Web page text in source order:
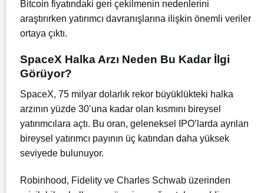
Bitcoin fiyatındaki geri çekilmenin nedenlerini
araştırırken yatırımcı davranışlarına ilişkin önemli veriler
ortaya çıktı.
SpaceX Halka Arzı Neden Bu Kadar İlgi
Görüyor?
SpaceX, 75 milyar dolarlık rekor büyüklükteki halka
arzının yüzde 30’una kadar olan kısmını bireysel
yatırımcılara açtı. Bu oran, geleneksel IPO’larda ayrılan
bireysel yatırımcı payının üç katından daha yüksek
seviyede bulunuyor.
Robinhood, Fidelity ve Charles Schwab üzerinden